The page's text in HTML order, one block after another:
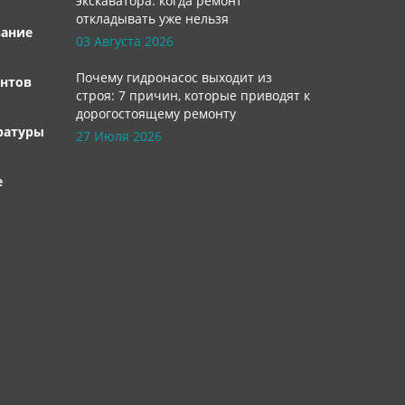
откладывать уже нельзя
03 Августа 2026
Почему гидронасос выходит из
строя: 7 причин, которые приводят к
дорогостоящему ремонту
27 Июля 2026